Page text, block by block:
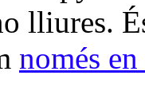
lliures.
només